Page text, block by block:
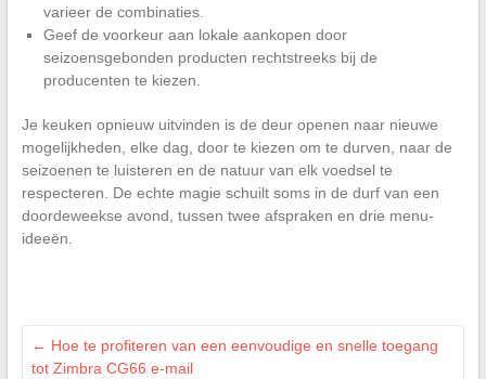
varieer de combinaties.
Geef de voorkeur aan lokale aankopen door
seizoensgebonden producten rechtstreeks bij de
producenten te kiezen.
Je keuken opnieuw uitvinden is de deur openen naar nieuwe
mogelijkheden, elke dag, door te kiezen om te durven, naar de
seizoenen te luisteren en de natuur van elk voedsel te
respecteren. De echte magie schuilt soms in de durf van een
doordeweekse avond, tussen twee afspraken en drie menu-
ideeën.
← Hoe te profiteren van een eenvoudige en snelle toegang
tot Zimbra CG66 e-mail